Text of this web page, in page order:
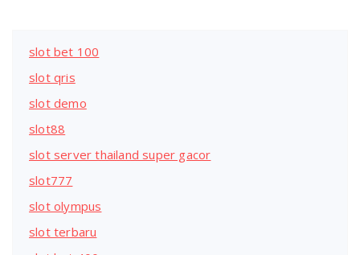
slot bet 100
slot qris
slot demo
slot88
slot server thailand super gacor
slot777
slot olympus
slot terbaru